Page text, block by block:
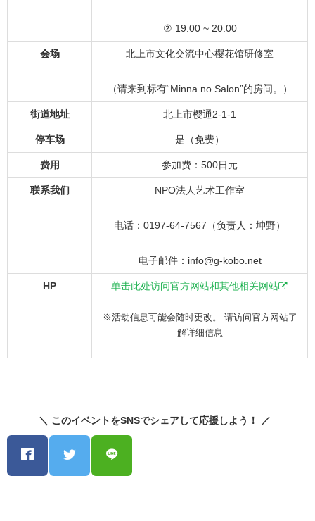
② 19:00 ~ 20:00
会场 北上市文化交流中心樱花馆研修室
（请来到标有“Minna no Salon”的房间。）
街道地址 北上市樱通2-1-1
停车场 是（免费）
费用 参加费：500日元
联系我们 NPO法人艺术工作室
电话：0197-64-7567（负责人：坤野）
电子邮件：info@g-kobo.net
HP 单击此处访问官方网站和其他相关网站
※活动信息可能会随时更改。 请访问官方网站了
解详细信息
＼ このイベントをSNSでシェアして応援しよう！ ／